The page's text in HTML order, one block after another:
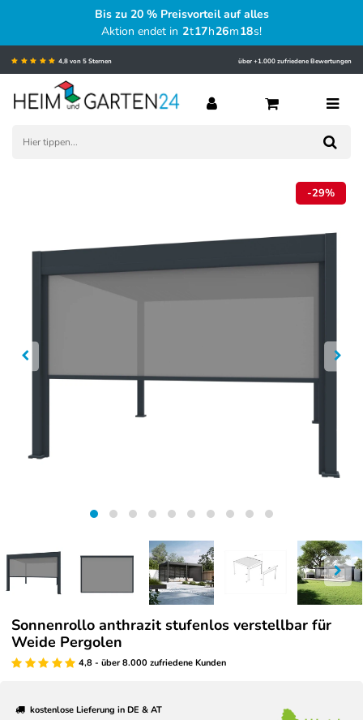
Bis zu 20 % Preisvorteil auf alles
Aktion endet in 2t17h26m17s!
4,8 von 5 Sternen über +1.000 zufriedene Bewertungen
-29%
Sonnenrollo anthrazit stufenlos verstellbar für
Weide Pergolen
4,8 - über 8.000 zufriedene Kunden
kostenlose Lieferung in DE & AT